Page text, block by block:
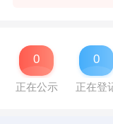
0
正在公示
0
正在登